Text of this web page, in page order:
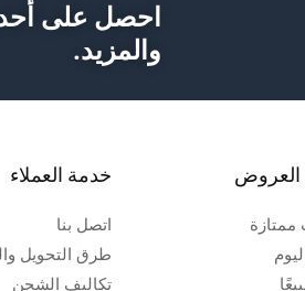
احصل على
والمزيد.
خدمة العملاء
اتصل بنا
طرق التحويل
تكاليف الشحن